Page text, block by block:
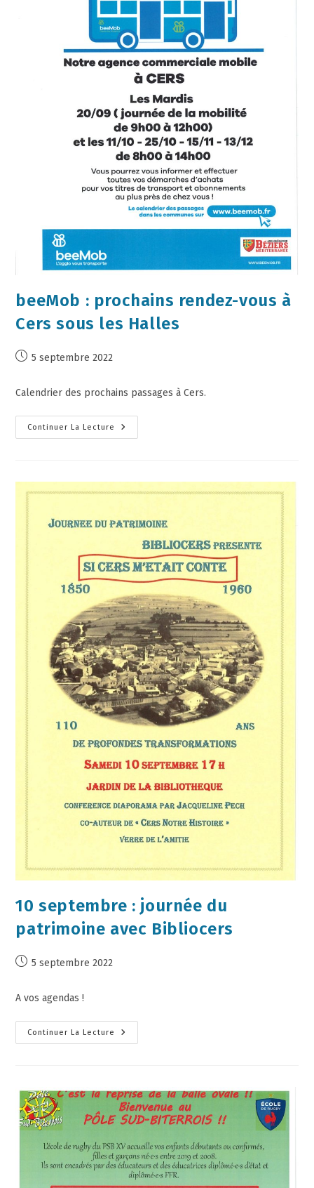
beeMob : prochains rendez-vous à
Cers sous les Halles
5 septembre 2022
Calendrier des prochains passages à Cers.
Continuer La Lecture
10 septembre : journée du
patrimoine avec Bibliocers
5 septembre 2022
A vos agendas !
Continuer La Lecture